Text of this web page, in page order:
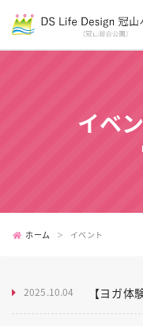
イベ
ホーム イベント
2025.10.04 【ヨガ